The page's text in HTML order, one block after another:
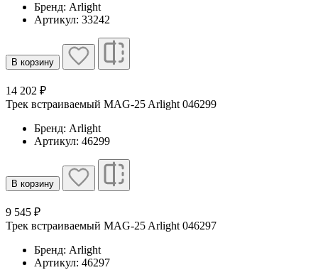
Бренд: Arlight
Артикул: 33242
В корзину
14 202 ₽
Трек встраиваемый MAG-25 Arlight 046299
Бренд: Arlight
Артикул: 46299
В корзину
9 545 ₽
Трек встраиваемый MAG-25 Arlight 046297
Бренд: Arlight
Артикул: 46297